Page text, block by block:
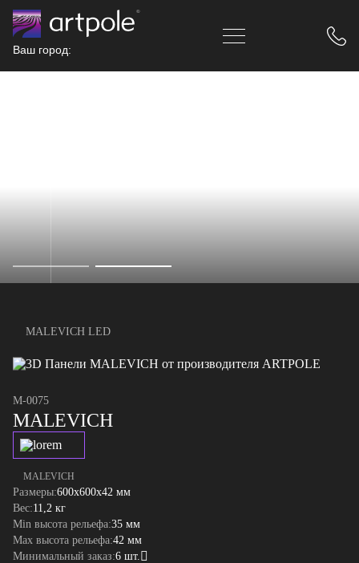
Ваш город:
MALEVICH LED
М-0075
MALEVICH
MALEVICH
Размеры:600x600x42 мм
Вес:11,2 кг
Min высота рельефа:35 мм
Max высота рельефа:42 мм
Минимальный заказ:6 шт.